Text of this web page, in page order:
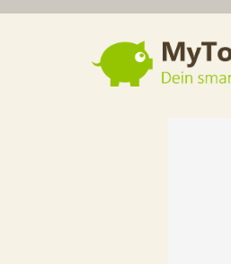
Dein smarter Schnäppchenberater